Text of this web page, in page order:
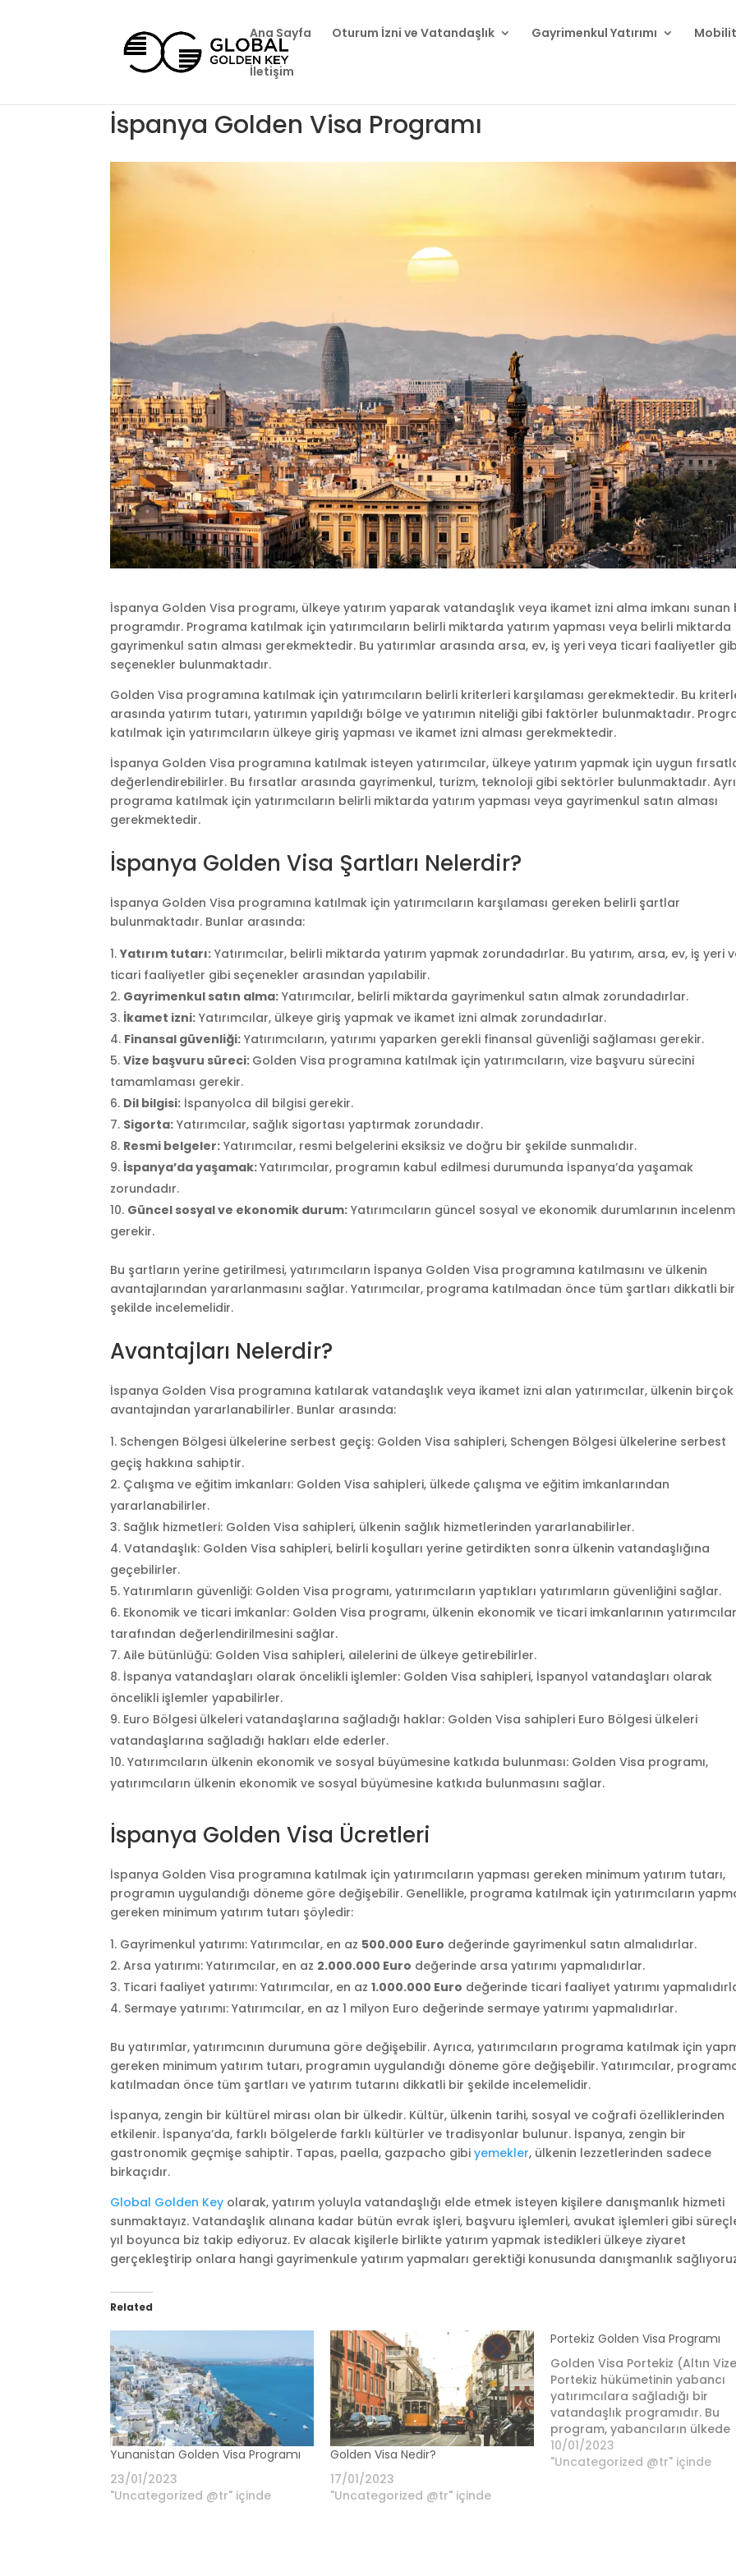
Ana Sayfa Oturum İzni ve Vatandaşlık Gayrimenkul Yatırımı
İletişim
İspanya Golden Visa Programı
İspanya Golden Visa programı, ülkeye yatırım yaparak vatandaşlık veya ikamet izni alma imkanı sunan
programdır. Programa katılmak için yatırımcıların belirli miktarda yatırım yapması veya belirli miktarda
gayrimenkul satın alması gerekmektedir. Bu yatırımlar arasında arsa, ev, iş yeri veya ticari faaliyetler
seçenekler bulunmaktadır.
Golden Visa programına katılmak için yatırımcıların belirli kriterleri karşılaması gerekmektedir. Bu
arasında yatırım tutarı, yatırımın yapıldığı bölge ve yatırımın niteliği gibi faktörler bulunmaktadır.
katılmak için yatırımcıların ülkeye giriş yapması ve ikamet izni alması gerekmektedir.
İspanya Golden Visa programına katılmak isteyen yatırımcılar, ülkeye yatırım yapmak için uygun
değerlendirebilirler. Bu fırsatlar arasında gayrimenkul, turizm, teknoloji gibi sektörler bulunmaktadır.
programa katılmak için yatırımcıların belirli miktarda yatırım yapması veya gayrimenkul satın alması
gerekmektedir.
İspanya Golden Visa Şartları Nelerdir?
İspanya Golden Visa programına katılmak için yatırımcıların karşılaması gereken belirli şartlar
bulunmaktadır. Bunlar arasında:
Yatırım tutarı: Yatırımcılar, belirli miktarda yatırım yapmak zorundadırlar. Bu yatırım, arsa, ev, iş yeri
ticari faaliyetler gibi seçenekler arasından yapılabilir.
Gayrimenkul satın alma: Yatırımcılar, belirli miktarda gayrimenkul satın almak zorundadırlar.
İkamet izni: Yatırımcılar, ülkeye giriş yapmak ve ikamet izni almak zorundadırlar.
Finansal güvenliği: Yatırımcıların, yatırımı yaparken gerekli finansal güvenliği sağlaması gerekir.
Vize başvuru süreci: Golden Visa programına katılmak için yatırımcıların, vize başvuru sürecini
tamamlaması gerekir.
Dil bilgisi: İspanyolca dil bilgisi gerekir.
Sigorta: Yatırımcılar, sağlık sigortası yaptırmak zorundadır.
Resmi belgeler: Yatırımcılar, resmi belgelerini eksiksiz ve doğru bir şekilde sunmalıdır.
İspanya’da yaşamak:Yatırımcılar, programın kabul edilmesi durumunda İspanya’da yaşamak
zorundadır.
Güncel sosyal ve ekonomik durum: Yatırımcıların güncel sosyal ve ekonomik durumlarının
gerekir.
Bu şartların yerine getirilmesi, yatırımcıların İspanya Golden Visa programına katılmasını ve ülkenin
avantajlarından yararlanmasını sağlar. Yatırımcılar, programa katılmadan önce tüm şartları dikkatli bir
şekilde incelemelidir.
Avantajları Nelerdir?
İspanya Golden Visa programına katılarak vatandaşlık veya ikamet izni alan yatırımcılar, ülkenin birçok
avantajından yararlanabilirler. Bunlar arasında:
Schengen Bölgesi ülkelerine serbest geçiş: Golden Visa sahipleri, Schengen Bölgesi ülkelerine serbest
geçiş hakkına sahiptir.
Çalışma ve eğitim imkanları: Golden Visa sahipleri, ülkede çalışma ve eğitim imkanlarından
yararlanabilirler.
Sağlık hizmetleri: Golden Visa sahipleri, ülkenin sağlık hizmetlerinden yararlanabilirler.
Vatandaşlık: Golden Visa sahipleri, belirli koşulları yerine getirdikten sonra ülkenin vatandaşlığına
geçebilirler.
Yatırımların güvenliği: Golden Visa programı, yatırımcıların yaptıkları yatırımların güvenliğini sağlar.
Ekonomik ve ticari imkanlar: Golden Visa programı, ülkenin ekonomik ve ticari imkanlarının
tarafından değerlendirilmesini sağlar.
Aile bütünlüğü: Golden Visa sahipleri, ailelerini de ülkeye getirebilirler.
İspanya vatandaşları olarak öncelikli işlemler: Golden Visa sahipleri, İspanyol vatandaşları olarak
öncelikli işlemler yapabilirler.
Euro Bölgesi ülkeleri vatandaşlarına sağladığı haklar: Golden Visa sahipleri Euro Bölgesi ülkeleri
vatandaşlarına sağladığı hakları elde ederler.
Yatırımcıların ülkenin ekonomik ve sosyal büyümesine katkıda bulunması: Golden Visa programı,
yatırımcıların ülkenin ekonomik ve sosyal büyümesine katkıda bulunmasını sağlar.
İspanya Golden Visa Ücretleri
İspanya Golden Visa programına katılmak için yatırımcıların yapması gereken minimum yatırım tutarı,
programın uygulandığı döneme göre değişebilir. Genellikle, programa katılmak için yatırımcıların
gereken minimum yatırım tutarı şöyledir:
Gayrimenkul yatırımı: Yatırımcılar, en az 500.000 Euro değerinde gayrimenkul satın almalıdırlar.
Arsa yatırımı: Yatırımcılar, en az 2.000.000 Euro değerinde arsa yatırımı yapmalıdırlar.
Ticari faaliyet yatırımı: Yatırımcılar, en az1.000.000 Euro değerinde ticari faaliyet yatırımı
Sermaye yatırımı: Yatırımcılar, en az 1 milyon Euro değerinde sermaye yatırımı yapmalıdırlar.
Bu yatırımlar, yatırımcının durumuna göre değişebilir. Ayrıca, yatırımcıların programa katılmak için
gereken minimum yatırım tutarı, programın uygulandığı döneme göre değişebilir. Yatırımcılar,
katılmadan önce tüm şartları ve yatırım tutarını dikkatli bir şekilde incelemelidir.
İspanya, zengin bir kültürel mirası olan bir ülkedir. Kültür, ülkenin tarihi, sosyal ve coğrafi özelliklerinden
etkilenir. İspanya’da, farklı bölgelerde farklı kültürler ve tradisyonlar bulunur. İspanya, zengin bir
gastronomik geçmişe sahiptir. Tapas, paella, gazpacho gibiyemekler, ülkenin lezzetlerinden sadece
birkaçıdır.
Global Golden Key olarak, yatırım yoluyla vatandaşlığı elde etmek isteyen kişilere danışmanlık hizmeti
sunmaktayız. Vatandaşlık alınana kadar bütün evrak işleri, başvuru işlemleri, avukat işlemleri gibi
yıl boyunca biz takip ediyoruz. Ev alacak kişilerle birlikte yatırım yapmak istedikleri ülkeye ziyaret
gerçekleştirip onlara hangi gayrimenkule yatırım yapmaları gerektiği konusunda danışmanlık
Related
Yunanistan Golden Visa Programı
23/01/2023
"Uncategorized @tr" içinde
Golden Visa Nedir?
17/01/2023
"Uncategorized @tr" içinde
Portekiz Golden Visa Programı
Golden Visa Portekiz (Altın
Portekiz hükümetinin yabancı
yatırımcılara sağladığı bir
vatandaşlık programıdır. Bu
program, yabancıların ülkede
yatırım yaparak veya ev
vatandaşlık edinme imkanı
10/01/2023
"Uncategorized @tr" içinde